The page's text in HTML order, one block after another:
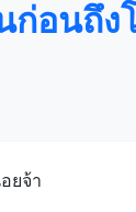
อนถึง
ยจ้า